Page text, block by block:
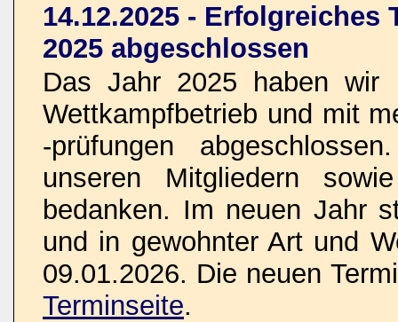
14.12.2025 -
2025 abgeschlossen
Das Jahr 2025 haben wir
Wettkampfbetrieb und mit
-prüfungen
unseren Mitgliedern
bedanken. Im neuen Jahr
und in gewohnter Art und
09.01.2026. Die neuen
Terminseite.